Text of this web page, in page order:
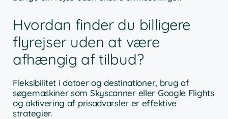
Hvordan finder du billigere
flyrejser uden at være
afhængig af tilbud?
Fleksibilitet i datoer og destinationer, brug af
søgemaskiner som Skyscanner eller Google Flights
og aktivering af prisadvarsler er effektive
strategier.